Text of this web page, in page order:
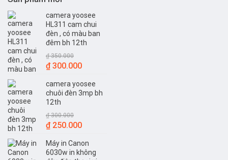
camera yoosee
HL311 cam chui
đèn , có màu ban
đêm bh 12th
₫350.000
Giá
là:
₫ 350.000.
₫300.000Giá
tại
là:
camera yoosee
chuôi đèn 3mp bh
12th
₫300.000
Giá
là:
₫ 300.000.
₫250.000Giá
tại
là:
Máy in Canon
6030w in không